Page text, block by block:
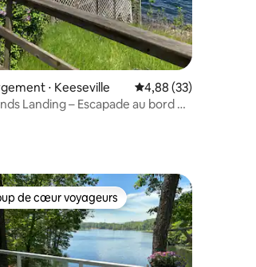
⋅ Keeseville Évaluation moyenne
4,88 (33)
Landing – Escapade au bord du
sauna !
de cœur voyageurs les plus appréciés
de cœur voyageurs